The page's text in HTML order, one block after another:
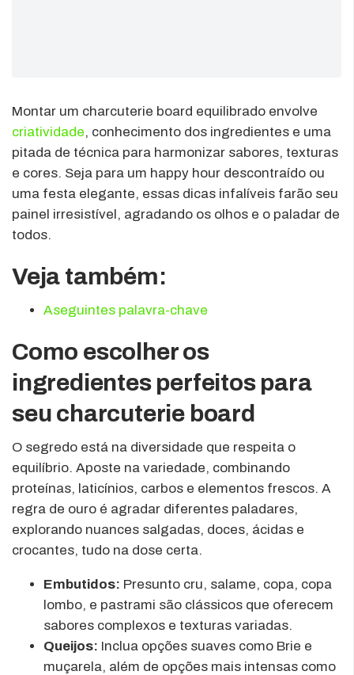
Montar um charcuterie board equilibrado envolve
criatividade, conhecimento dos ingredientes e uma
pitada de técnica para harmonizar sabores, texturas
e cores. Seja para um happy hour descontraído ou
uma festa elegante, essas dicas infalíveis farão seu
painel irresistível, agradando os olhos e o paladar de
todos.
Veja também:
Aseguintes palavra-chave
Como escolher os
ingredientes perfeitos para
seu charcuterie board
O segredo está na diversidade que respeita o
equilíbrio. Aposte na variedade, combinando
proteínas, laticínios, carbos e elementos frescos. A
regra de ouro é agradar diferentes paladares,
explorando nuances salgadas, doces, ácidas e
crocantes, tudo na dose certa.
Embutidos: Presunto cru, salame, copa, copa
lombo, e pastrami são clássicos que oferecem
sabores complexos e texturas variadas.
Queijos: Inclua opções suaves como Brie e
muçarela, além de opções mais intensas como